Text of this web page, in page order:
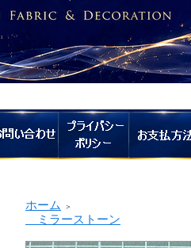
ホーム ＞
ミラーストーン